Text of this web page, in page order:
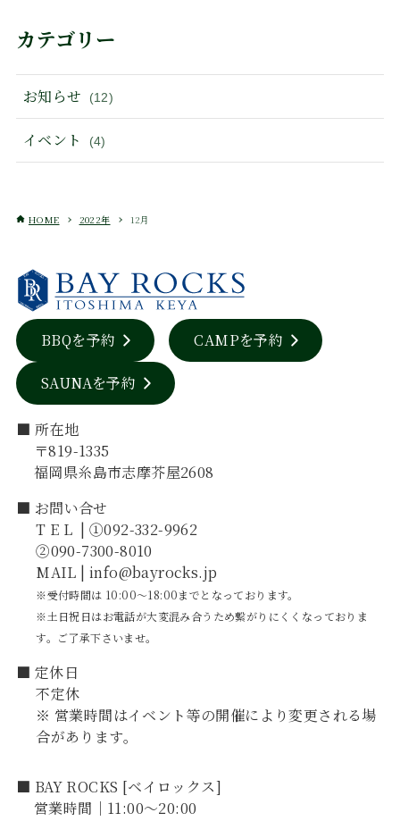
カテゴリー
お知らせ (12)
イベント (4)
HOME 2022年 12月
BBQを予約 CAMPを予約
SAUNAを予約
■ 所在地
〒819-1335
福岡県糸島市志摩芥屋2608
■ お問い合せ
TEL | ①092-332-9962
②090-7300-8010
MAIL | info@bayrocks.jp
※受付時間は 10:00～18:00までとなっております。
※土日祝日はお電話が大変混み合うため繋がりにくくなっておりま
す。ご了承下さいませ。
■ 定休日
不定休
※ 営業時間はイベント等の開催により変更される場
合があります。
■ BAY ROCKS [ベイロックス]
営業時間｜11:00～20:00